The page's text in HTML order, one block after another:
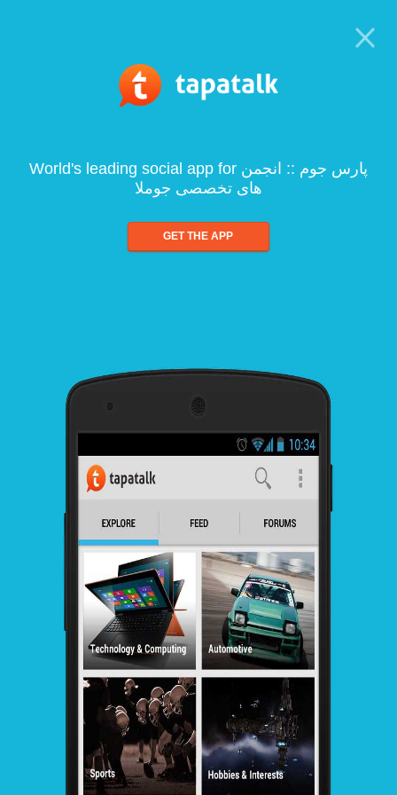
World's leading social app for پارس جوم :: انجمن
های تخصصی جوملا
GET THE APP